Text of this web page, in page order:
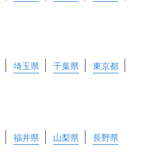
埼玉県 千葉県
東京都
福井県 山梨県 長野県